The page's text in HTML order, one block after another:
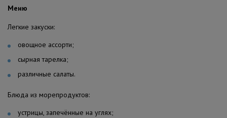
Меню
Легкие закуски:
овощное ассорти;
сырная тарелка;
различные салаты.
Блюда из морепродуктов:
устрицы, запечённые на углях;